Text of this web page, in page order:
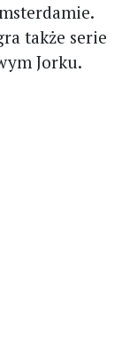
także serie
Jorku.